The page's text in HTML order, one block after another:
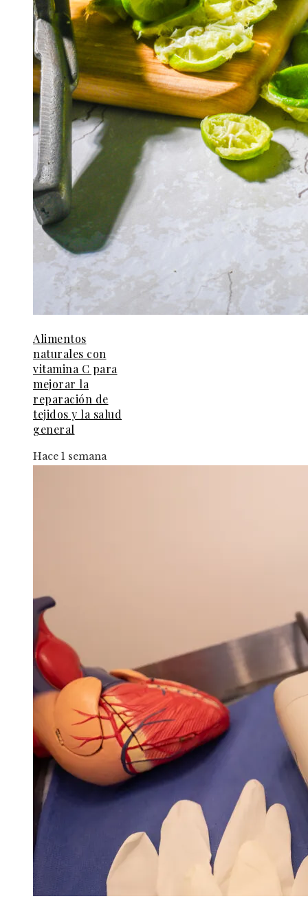
Alimentos
naturales con
vitamina C para
mejorar la
reparación de
tejidos y la salud
general
Hace 1 semana